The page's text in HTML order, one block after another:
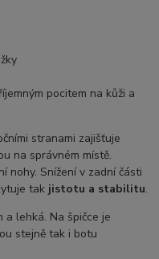
pocitem na kůži a
stranami zajišťuje
na správném místě.
nohy. Snížení v zadní části
tak jistotu a stabilitu.
lehká. Na špičce je
stejně tak i botu